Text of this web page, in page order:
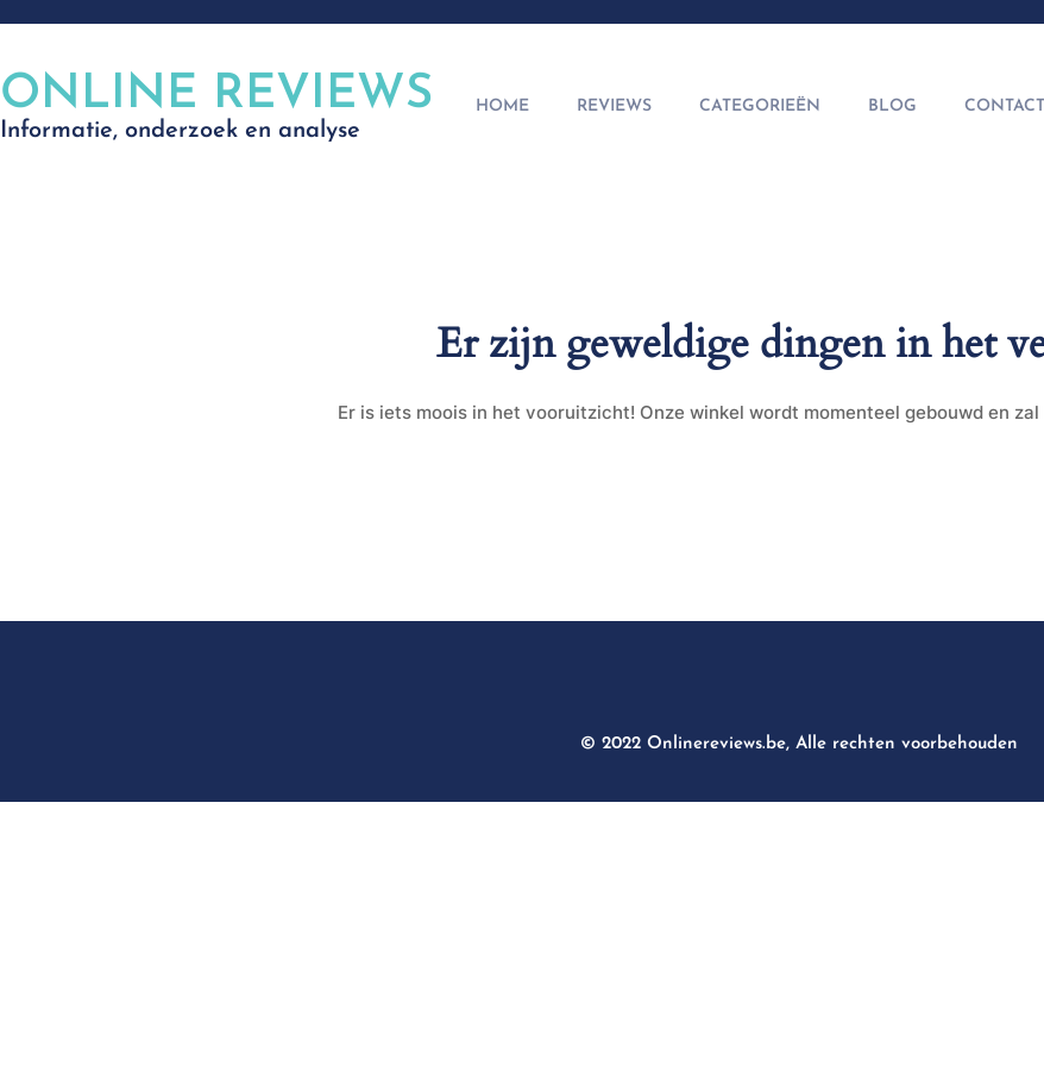
ONLINE REVIEWS
Informatie, onderzoek en analyse
HOME REVIEWS CATEGORIEËN BLOG CONTACT
Er zijn geweldige dingen in het
Er is iets moois in het vooruitzicht! Onze winkel wordt momenteel gebouwd en
© 2022 Onlinereviews.be, Alle rechten voorbehouden